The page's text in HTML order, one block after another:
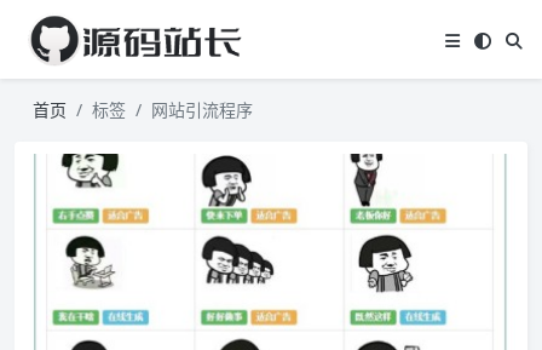
首页 标签 网站引流程序